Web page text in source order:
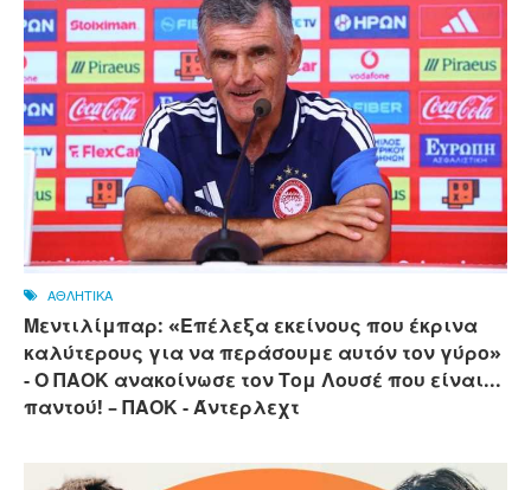
ΑΘΛΗΤΙΚΑ
Μεντιλίμπαρ: «Επέλεξα εκείνους που έκρινα
καλύτερους για να περάσουμε αυτόν τον γύρο»
- Ο ΠΑΟΚ ανακοίνωσε τον Τομ Λουσέ που είναι...
παντού! – ΠΑΟΚ - Άντερλεχτ